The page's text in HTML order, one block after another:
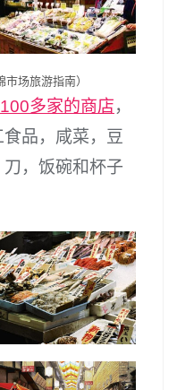
场旅游指南）
100多家的商店，
品，咸菜，豆
，饭碗和杯子